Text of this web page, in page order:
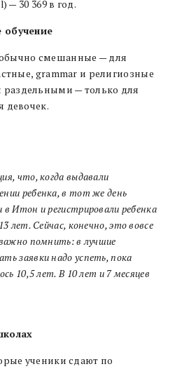
— 30 369 в год.
обучение
смешанные — для
grammar и религиозные
— только для
девочек.
что, когда выдавали
ребенка, в тот же день
Итон и регистрировали ребенка
лет. Сейчас, конечно, это вовсе
помнить: в лучшие
заявки надо успеть, пока
10,5 лет. В 10 лет и 7 месяцев
ученики сдают по